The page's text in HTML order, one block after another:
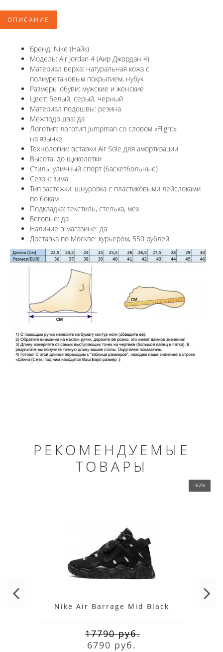
ОПИСАНИЕ
Бренд: Nike (Найк)
Модель: Air Jordan 4 (Аир Джордан 4)
Материал верха: натуральная кожа с
полиуретановым покрытием, нубук
Размеры обуви: мужские и женские
Цвет: белый, серый, черный
Материал подошвы: резина
Межподошва: да
Логотип: логотип Jumpman со словом «Flight»
на язычке
Технологии: вставки Air Sole для амортизации
Высота: до щиколотки
Стиль: уличный спорт (баскетбольные)
Сезон: зима
Тип застежки: шнуровка с пластиковыми лейслоками
по бокам
Подкладка: текстиль, стелька, мех
Беговые: да
Наличие в магазине: да
Доставка по Москве: курьером, 550 рублей
РЕКОМЕНДУЕМЫЕ
ТОВАРЫ
-62%
Nike Air Barrage Mid Black
17790 руб.
6790 руб.